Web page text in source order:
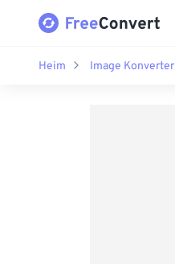
Heim Image Konverter